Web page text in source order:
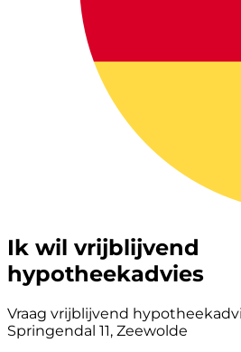
Ik wil vrijblijvend
hypotheekadvies
Vraag vrijblijvend
Springendal 11, Zeewolde